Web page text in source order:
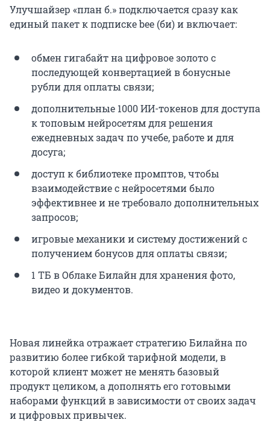
Улучшайзер «план б.» подключается сразу как
единый пакет к подписке bee (би) и включает:
обмен гигабайт на цифровое золото с
последующей конвертацией в бонусные
рубли для оплаты связи;
дополнительные 1000 ИИ-токенов для доступа
к топовым нейросетям для решения
ежедневных задач по учебе, работе и для
досуга;
доступ к библиотеке промптов, чтобы
взаимодействие с нейросетями было
эффективнее и не требовало дополнительных
запросов;
игровые механики и систему достижений с
получением бонусов для оплаты связи;
1 ТБ в Облаке Билайн для хранения фото,
видео и документов.
Новая линейка отражает стратегию Билайна по
развитию более гибкой тарифной модели, в
которой клиент может не менять базовый
продукт целиком, а дополнять его готовыми
наборами функций в зависимости от своих задач
и цифровых привычек.